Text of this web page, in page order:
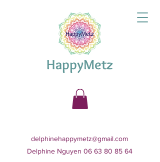
HappyMetz
delphinehappymetz@gmail.com
Delphine Nguyen 06 63 80 85 64